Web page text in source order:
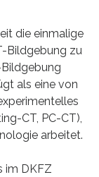
die einmalige
Bildgebung zu
als eine von
CT, PC-CT),
arbeitet.
im DKFZ